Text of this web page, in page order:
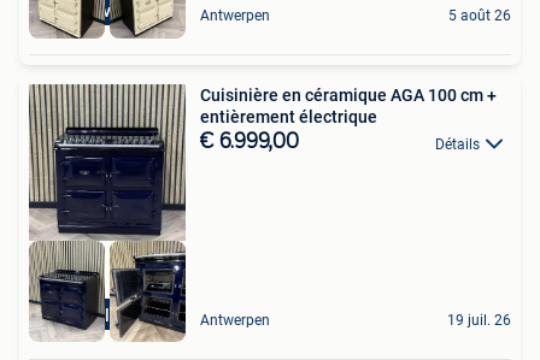
4 Ovens Antwerpen 5 août 26
Full Electric
Cuisinière en céramique AGA 100 cm +
entièrement électrique
€ 6.999,00 Détails
Antwerpen 19 juil. 26